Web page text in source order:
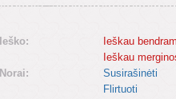
Ieško:
Ieškau
Ieškau
Norai:
Susirašinėti
Flirtuoti